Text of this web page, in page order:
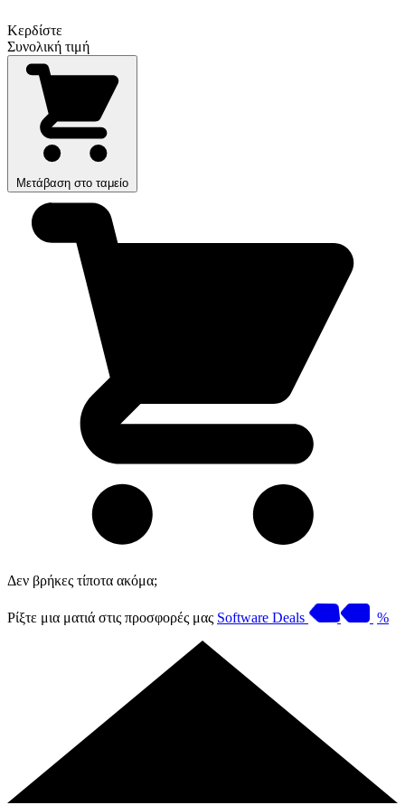
Κερδίστε
Συνολική τιμή
Μετάβαση στο ταμείο
Δεν βρήκες τίποτα ακόμα;
Ρίξτε μια ματιά στις προσφορές μας Software Deals %